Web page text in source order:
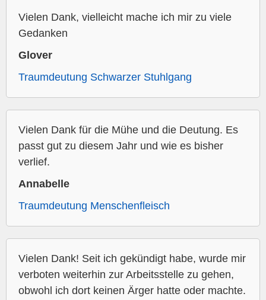
Vielen Dank, vielleicht mache ich mir zu viele
Gedanken
Glover
Traumdeutung Schwarzer Stuhlgang
Vielen Dank für die Mühe und die Deutung. Es
passt gut zu diesem Jahr und wie es bisher
verlief.
Annabelle
Traumdeutung Menschenfleisch
Vielen Dank! Seit ich gekündigt habe, wurde mir
verboten weiterhin zur Arbeitsstelle zu gehen,
obwohl ich dort keinen Ärger hatte oder machte.